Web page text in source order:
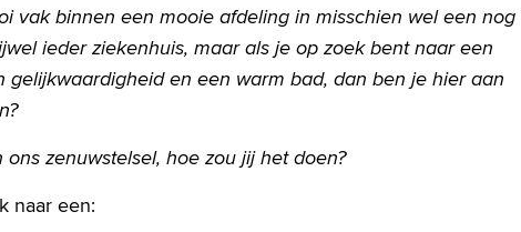
vak binnen een mooie afdeling in misschien wel een nog
ieder ziekenhuis, maar als je op zoek bent naar een
en een warm bad, dan ben je hier aan
zenuwstelsel, hoe zou jij het doen?
naar een: